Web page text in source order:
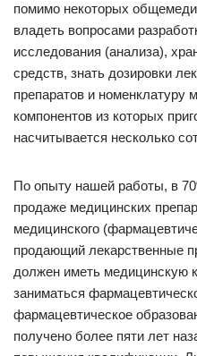
помимо некоторых
владеть вопросами
исследования (анализа),
средств, знать дозировки
препаратов и
компонентов из которых
насчитывается несколько
По опыту нашей работы, в
продаже медицинских
медицинского
продающий лекарственные
должен иметь медицинскую
заниматься
фармацевтическое
получено более пяти лет